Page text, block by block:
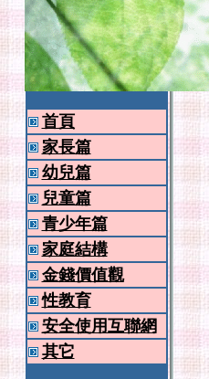
首頁
家長篇
幼兒篇
兒童篇
青少年篇
家庭結構
金錢價值觀
性教育
安全使用互聯網
其它